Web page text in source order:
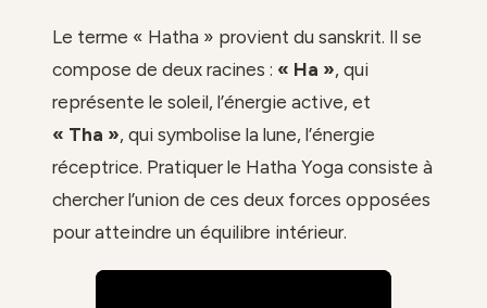
Le terme « Hatha » provient du sanskrit. Il se
compose de deux racines : « Ha », qui
représente le soleil, l’énergie active, et
« Tha », qui symbolise la lune, l’énergie
réceptrice. Pratiquer le Hatha Yoga consiste à
chercher l’union de ces deux forces opposées
pour atteindre un équilibre intérieur.